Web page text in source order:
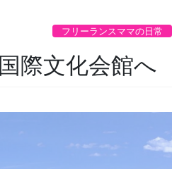
フリーランスママの日常
際文化会館へ